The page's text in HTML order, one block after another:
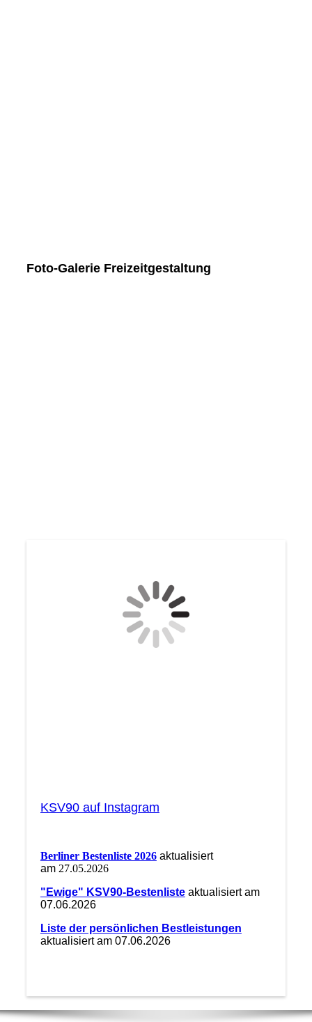
Foto-Galerie Freizeitgestaltung
KSV90 auf Instagram
Berliner Bestenliste 2026 aktualisiert
am 27.05.2026
"Ewige" KSV90-Bestenlisteaktualisiert am
07.06.2026
Liste der persönlichen Bestleistungen
aktualisiert am 07.06.2026